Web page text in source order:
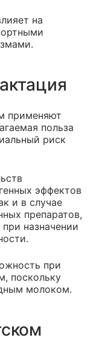
на
применяют
польза
риск
эффектов
и в случае
препаратов,
назначении
при
поскольку
молоком.